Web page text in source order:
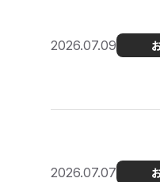
2026.07.09
2026.07.07